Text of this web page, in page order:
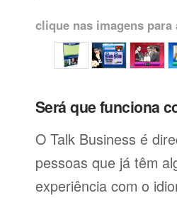
clique nas imagens para
Será que funciona
O Talk Business é
pessoas que já têm
experiência com o